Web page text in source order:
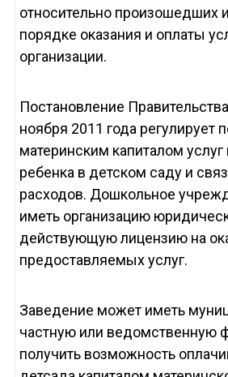
относительно произошедших
порядке оказания и оплаты
организации.
Постановление
ноября 2011 года регулирует
материнским капиталом
ребенка в детском саду и
расходов. Дошкольное
иметь организацию
действующую лицензию на
предоставляемых услуг.
Заведение может иметь
частную или ведомственную
получить возможность